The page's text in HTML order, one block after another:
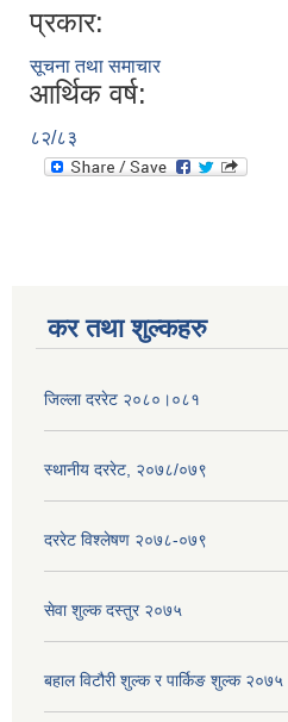
प्रकार:
सूचना तथा समाचार
आर्थिक वर्ष:
८२/८३
कर तथा शुल्कहरु
जिल्ला दररेट २०८०।०८१
स्थानीय दररेट, २०७८/०७९
दररेट विश्लेषण २०७८-०७९
सेवा शुल्क दस्तुर २०७५
बहाल विटौरी शुल्क र पार्किङ शुल्क २०७५